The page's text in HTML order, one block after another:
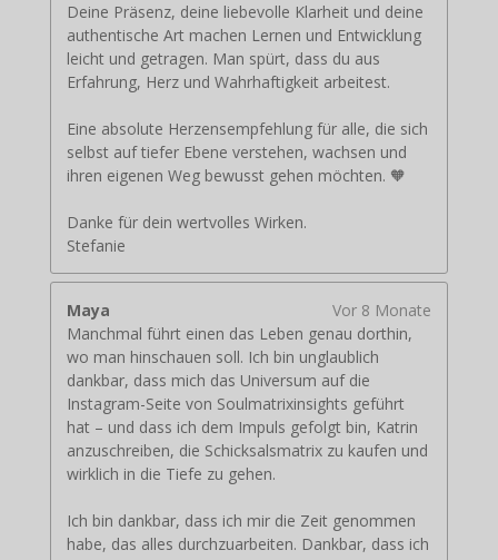
Deine Präsenz, deine liebevolle Klarheit und deine
authentische Art machen Lernen und Entwicklung
leicht und getragen. Man spürt, dass du aus
Erfahrung, Herz und Wahrhaftigkeit arbeitest.
Eine absolute Herzensempfehlung für alle, die sich
selbst auf tiefer Ebene verstehen, wachsen und
ihren eigenen Weg bewusst gehen möchten. 🧡
Danke für dein wertvolles Wirken.
Stefanie
Maya
Vor 8 Monate
Manchmal führt einen das Leben genau dorthin,
wo man hinschauen soll. Ich bin unglaublich
dankbar, dass mich das Universum auf die
Instagram-Seite von Soulmatrixinsights geführt
hat – und dass ich dem Impuls gefolgt bin, Katrin
anzuschreiben, die Schicksalsmatrix zu kaufen und
wirklich in die Tiefe zu gehen.
Ich bin dankbar, dass ich mir die Zeit genommen
habe, das alles durchzuarbeiten. Dankbar, dass ich